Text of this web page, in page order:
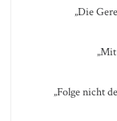
„Die
„Folge nicht